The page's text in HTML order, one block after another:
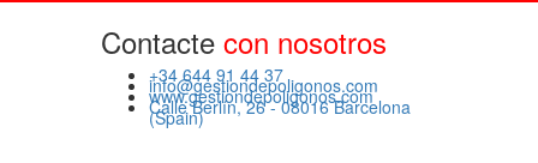
Contacte con nosotros
+34 644 91 44 37
info@gestiondepoligonos.com
www.gestiondepoligonos.com
Calle Berlín, 26 - 08016 Barcelona
(Spain)